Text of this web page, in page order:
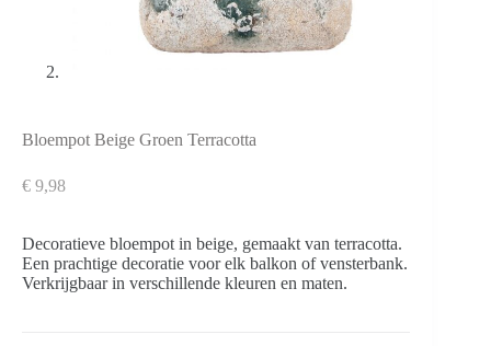
Bloempot Beige Groen Terracotta
€ 9,98
Decoratieve bloempot in beige, gemaakt van terracotta.
Een prachtige decoratie voor elk balkon of vensterbank.
Verkrijgbaar in verschillende kleuren en maten.